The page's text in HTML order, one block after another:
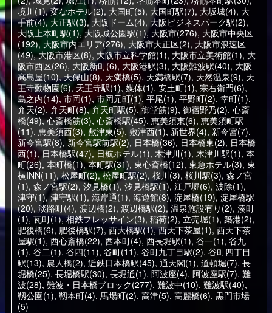
境川(1),変なホテル(2), 大国町(5), 大国町駅(7), 大坂城(4), 大
手前(4), 大正駅(3), 大阪ドーム(4), 大阪ビジネスパーク駅(2),
大阪上本町駅(1), 大阪城公園駅(1), 大阪市(276), 大阪市中央区
(192), 大阪市内エリア(276), 大阪市大正区(2), 大阪市浪速区
(49),大阪市港区(8), 大阪市立科学館(1), 大阪市立美術館(1), 大
阪市西区(26), 大阪新町(6), 大阪港駅(3), 大阪難波駅(40), 大阪
高島屋(10),天保山(8), 天満橋(5), 天満橋駅(7), 天然温泉(9), 天
王寺動物園(6),天王寺駅(1), 媒体(1), 安土町(1), 宗右衛門(6),
島之内(14),市岡(1),市岡元町(1), 平尾(1), 平野町(2), 幸町(1),
弁天(2), 弁天町(8),弁天町駅(5),御堂筋(9), 御宿野乃(2), 心斎
橋(49),心斎橋筋(3), 心斎橋駅(45), 恵美須東(6), 恵美須町駅
(11), 恵美須西(3), 敷津東(5), 敷津西(1), 新世界(4), 新今宮(7),
新今宮駅(8), 新今宮駅前駅(2), 日本橋(36), 日本橋東(2), 日本橋
西(1),日本橋駅(47),日航ホテル(1), 木津川(1), 木津川駅(1), 本
町(26), 本町橋(1),本町駅(31), 東心斎橋(12), 東急ホテル(3), 東
横INN(11),松屋町(2),松屋町駅(2), 桜川(3), 桜川駅(3), 森ノ宮
(1), 森ノ宮駅(2), 汐見橋(1), 汐見橋駅(1), 江戸堀(6), 波除(1),
津守(1),津守駅(1), 海岸通(1), 海遊館(8), 淀屋橋(19), 淀屋橋駅
(20), 淡路町(4), 渡辺橋(2), 渡辺橋駅(2), 温泉施設有り(2), 湊町
(1), 瓦町(1),相鉄フレッサイン(3), 稲荷(2), 立売堀(1), 築港(2),
肥後橋(6), 肥後橋駅(7), 西大橋駅(1),西天下茶屋(1), 西天下茶
屋駅(1), 西心斎橋(22), 西本町(4), 西長堀駅(1), 谷一(1), 谷九
(1), 谷二(1), 谷四(11), 谷町(11), 谷町九丁目駅(2), 谷町四丁目
駅(13), 農人橋(2), 近鉄日本橋駅(45), 通天閣(1), 道頓堀(7), 長
堀橋(25), 長堀橋駅(30), 長堀通(1), 阿波座(4), 阿波座駅(7), 難
波(28), 難波・日本橋ブロック(277), 難波中(10), 難波駅(40),
靱公園(1), 靱本町(4), 馬場町(2), 高津(5), 高麗橋(6), 黒門市場
(5)